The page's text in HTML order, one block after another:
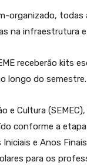
organizado, todas
na infraestrutura
receberão kits
longo do semestre.
e Cultura
conforme a
e Anos
para os